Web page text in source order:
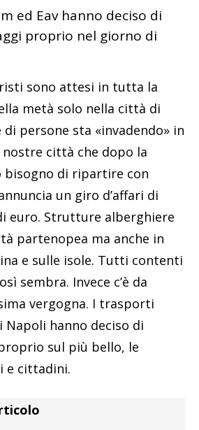
ed Eav hanno deciso di
proprio nel giorno di
sono attesi in tutta la
metà solo nella città di
persone sta «invadendo» in
città che dopo la
bisogno di ripartire con
un giro d’affari di
euro. Strutture alberghiere
partenopea ma anche in
e sulle isole. Tutti contenti
sembra. Invece c’è da
vergogna. I trasporti
Napoli hanno deciso di
sul più bello, le
e cittadini.